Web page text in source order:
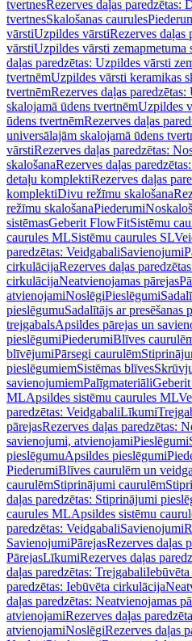
tvertnesRezerves daļas paredzētas:
tvertnesSkalošanas caurules
vārstiUzpildes vārstiRezerves daļas
vārstiUzpildes vārsti zemapmetuma
daļas paredzētas: Uzpildes vārsti
tvertnēmUzpildes vārsti keramikas
tvertnēmRezerves daļas
skalojamā ūdens tvertnēmUzpildes
ūdens tvertnēmRezerves daļas
universālajām skalojamā ūdens
vārstiRezerves daļas paredzētas:
skalošanaRezerves daļas
detaļu komplektiRezerves daļas
komplektiDivu režīmu skalošana
režīmu skalošanaPiederumi
sistēmasGeberit FlowFitSistēmu
caurules MLSistēmu caurules SL
paredzētas: VeidgabaliSavienojumi
cirkulācijaRezerves daļas
cirkulācijaNeatvienojamas pārejas
atvienojamiNoslēgiPieslēgumi
pieslēgumuSadalītājs ar presēšanas
trejgabalsApsildes pārejas un
pieslēgumiPiederumiBlīves
blīvējumiPārsegi caurulēm
pieslēgumiemSistēmas blīves
savienojumiemPalīgmateriāli
MLApsildes sistēmu caurules ML
paredzētas: VeidgabaliLīkumi
pārejasRezerves daļas paredzētas:
savienojumi, atvienojamiPieslēgumi
pieslēgumuApsildes pieslēgumi
PiederumiBlīves caurulēm un
caurulēmStiprinājumi caurulēm
daļas paredzētas: Stiprinājumi
caurules MLApsildes sistēmu
paredzētas: VeidgabaliSavienojumi
SavienojumiPārejasRezerves daļas
PārejasLīkumiRezerves daļas
daļas paredzētas: Trejgabali
paredzētas: Iebūvēta cirkulācija
daļas paredzētas: Neatvienojamas
atvienojamiRezerves daļas
atvienojamiNoslēgiRezerves daļas